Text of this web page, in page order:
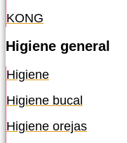
KONG
Higiene general
Higiene
Higiene bucal
Higiene orejas